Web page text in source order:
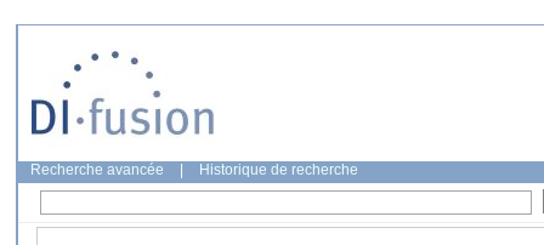
Recherche avancée Historique de recherche